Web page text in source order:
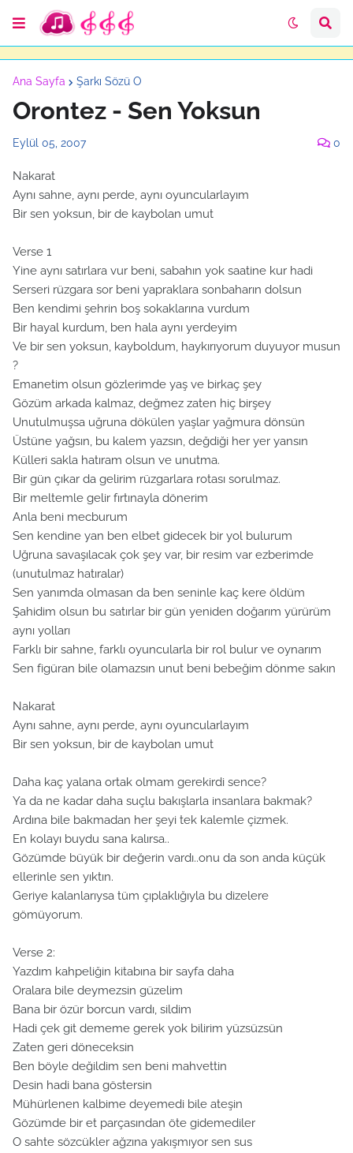
Ana Sayfa Şarkı Sözü O
Orontez - Sen Yoksun
Eylül 05, 2007 0
Nakarat
Aynı sahne, aynı perde, aynı oyuncularlayım
Bir sen yoksun, bir de kaybolan umut
Verse 1
Yine aynı satırlara vur beni, sabahın yok saatine kur hadi
Serseri rüzgara sor beni yapraklara sonbaharın dolsun
Ben kendimi şehrin boş sokaklarına vurdum
Bir hayal kurdum, ben hala aynı yerdeyim
Ve bir sen yoksun, kayboldum, haykırıyorum duyuyor musun
?
Emanetim olsun gözlerimde yaş ve birkaç şey
Gözüm arkada kalmaz, değmez zaten hiç birşey
Unutulmuşsa uğruna dökülen yaşlar yağmura dönsün
Üstüne yağsın, bu kalem yazsın, değdiği her yer yansın
Külleri sakla hatıram olsun ve unutma.
Bir gün çıkar da gelirim rüzgarlara rotası sorulmaz.
Bir meltemle gelir fırtınayla dönerim
Anla beni mecburum
Sen kendine yan ben elbet gidecek bir yol bulurum
Uğruna savaşılacak çok şey var, bir resim var ezberimde
(unutulmaz hatıralar)
Sen yanımda olmasan da ben seninle kaç kere öldüm
Şahidim olsun bu satırlar bir gün yeniden doğarım yürürüm
aynı yolları
Farklı bir sahne, farklı oyuncularla bir rol bulur ve oynarım
Sen figüran bile olamazsın unut beni bebeğim dönme sakın
Nakarat
Aynı sahne, aynı perde, aynı oyuncularlayım
Bir sen yoksun, bir de kaybolan umut
Daha kaç yalana ortak olmam gerekirdi sence?
Ya da ne kadar daha suçlu bakışlarla insanlara bakmak?
Ardına bile bakmadan her şeyi tek kalemle çizmek.
En kolayı buydu sana kalırsa..
Gözümde büyük bir değerin vardı..onu da son anda küçük
ellerinle sen yıktın.
Geriye kalanlarıysa tüm çıplaklığıyla bu dizelere
gömüyorum.
Verse 2:
Yazdım kahpeliğin kitabına bir sayfa daha
Oralara bile deymezsin güzelim
Bana bir özür borcun vardı, sildim
Hadi çek git dememe gerek yok bilirim yüzsüzsün
Zaten geri döneceksin
Ben böyle değildim sen beni mahvettin
Desin hadi bana göstersin
Mühürlenen kalbime deyemedi bile ateşin
Gözümde bir et parçasından öte gidemediler
O sahte sözcükler ağzına yakışmıyor sen sus